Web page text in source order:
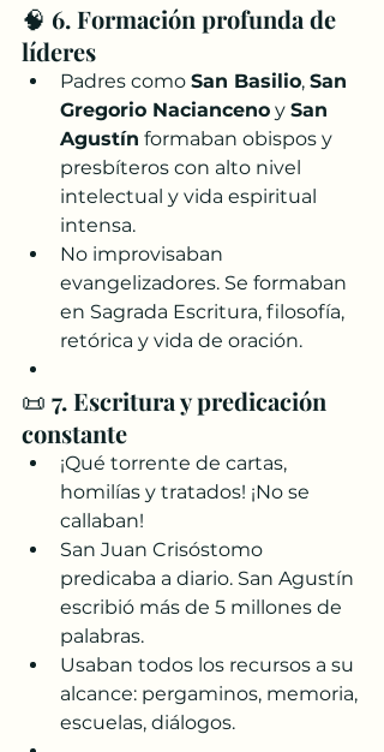
🧠 6. Formación profunda de
líderes
Padres como San Basilio, San
Gregorio Nacianceno y San
Agustín formaban obispos y
presbíteros con alto nivel
intelectual y vida espiritual
intensa.
No improvisaban
evangelizadores. Se formaban
en Sagrada Escritura, filosofía,
retórica y vida de oración.
📜 7. Escritura y predicación
constante
¡Qué torrente de cartas,
homilías y tratados! ¡No se
callaban!
San Juan Crisóstomo
predicaba a diario. San Agustín
escribió más de 5 millones de
palabras.
Usaban todos los recursos a su
alcance: pergaminos, memoria,
escuelas, diálogos.